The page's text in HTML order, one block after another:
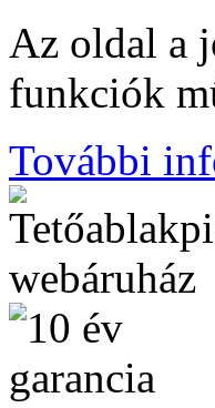
Az oldal a
funkciók
További